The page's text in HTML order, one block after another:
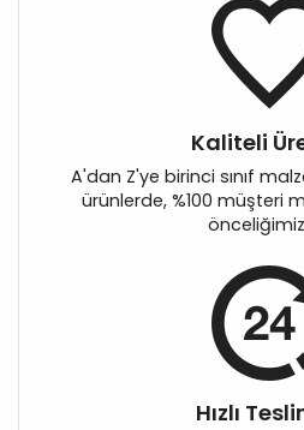
Kaliteli
A'dan Z'ye birinci sınıf
ürünlerde, %100 müşteri
Hızlı